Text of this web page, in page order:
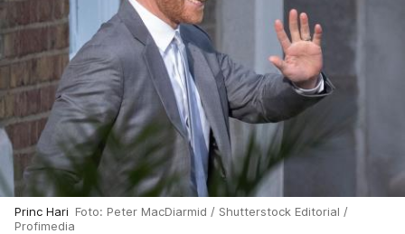
Princ Hari Foto: Peter MacDiarmid / Shutterstock Editorial /
Profimedia